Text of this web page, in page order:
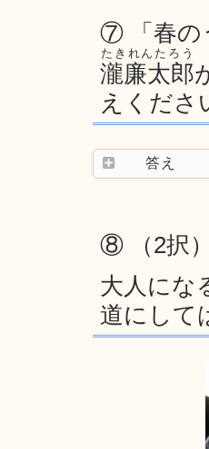
⑦ 「春の
瀧廉太郎
たきれんたろう
えくださ
答え
⑧ （2択
大人にな
道にして